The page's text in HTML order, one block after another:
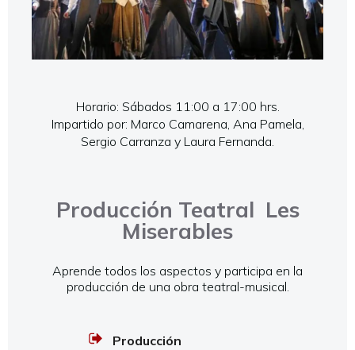
Horario: Sábados 11:00 a 17:00 hrs.
Impartido por: Marco Camarena, Ana Pamela,
Sergio Carranza y Laura Fernanda.
Producción Teatral Les
Miserables
Aprende todos los aspectos y participa en la
producción de una obra teatral-musical.
Producción